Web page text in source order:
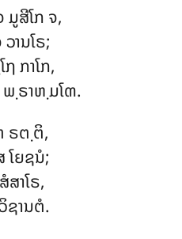
ມູສີໂກ ຈ,
ານໂຣ;
ກາໂກ,
ພ຺ຣາຫ຺ມໂຓ.
ຣຕ຺ຕິ,
ຍຊນໍ;
າໂຣ,
ານຕໍ.